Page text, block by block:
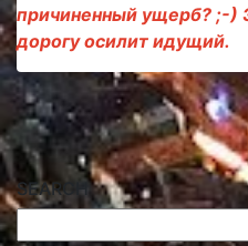
причиненный ущерб? ;-)
дорогу осилит идущий.
SEARCH